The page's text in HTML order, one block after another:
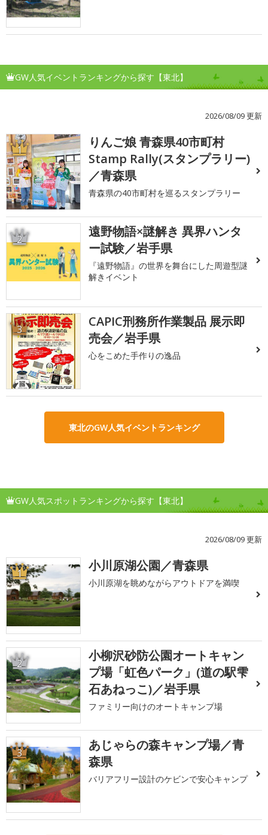
GW人気イベントランキングから探す【東北】
2026/08/09 更新
1
りんご娘 青森県40市町村
Stamp Rally(スタンプラリー)
／青森県
青森県の40市町村を巡るスタンプラリー
2
遠野物語×謎解き 異界ハンタ
ー試験／岩手県
『遠野物語』の世界を舞台にした周遊型謎
解きイベント
3
CAPIC刑務所作業製品 展示即
売会／岩手県
心をこめた手作りの逸品
東北のGW人気イベントランキング
GW人気スポットランキングから探す【東北】
2026/08/09 更新
1 小川原湖公園／青森県
小川原湖を眺めながらアウトドアを満喫
2
小柳沢砂防公園オートキャン
プ場「虹色パーク」(道の駅雫
石あねっこ)／岩手県
ファミリー向けのオートキャンプ場
3
あじゃらの森キャンプ場／青
森県
バリアフリー設計のケビンで安心キャンプ